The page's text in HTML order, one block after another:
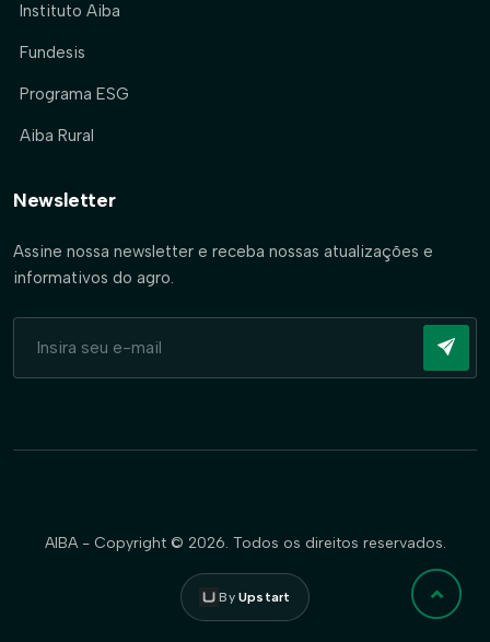
Instituto Aiba
Fundesis
Programa ESG
Aiba Rural
Newsletter
Assine nossa newsletter e receba nossas atualizações e
informativos do agro.
AIBA - Copyright © 2026. Todos os direitos reservados.
ByUpstart